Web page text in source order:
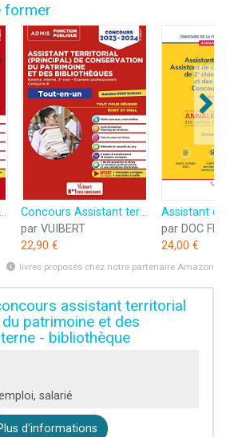
former
Concours Assistant territorial et Assistant principal de conservation du patrimoine et des bibliothèques - Catégorie B - Tout-en-un: Concours externe, ... et 3e voie - Examens professionnels - 2021
Concours Assistant territorial et Assistant principal de conservation du patrimoine et des bibliothèques - Catégorie B - Tout-en-un: Concours externe, ... et 3e voie - Examens professionnels - 2023
par VUIBERT
22,90 €
par DOC
24,00 €
livres proposés chez notre partenaire Amazon
assistant territorial
patrimoine et des
- bibliothèque
salarié
d'informations